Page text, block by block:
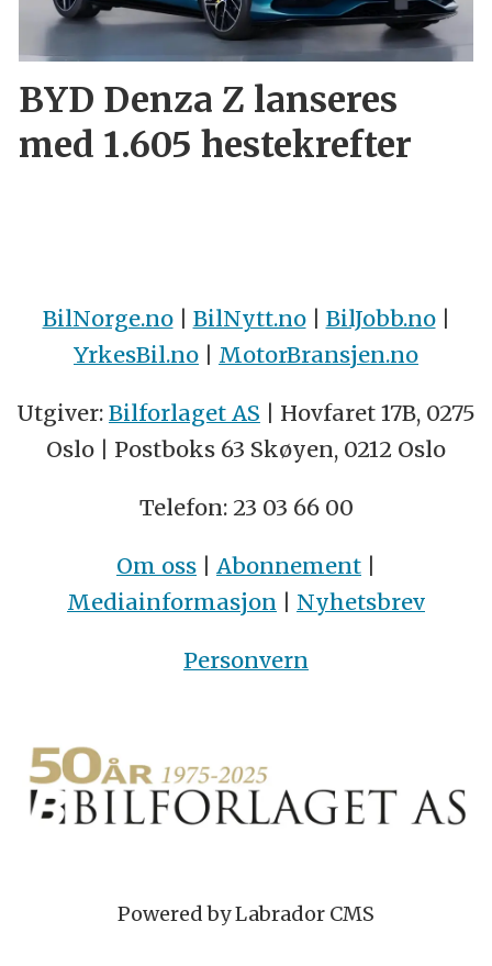
BYD Denza Z lanseres
med 1.605 hestekrefter
BilNorge.no| BilNytt.no| BilJobb.no|
YrkesBil.no | MotorBransjen.no
Utgiver: Bilforlaget AS | Hovfaret 17B, 0275
Oslo | Postboks 63 Skøyen, 0212 Oslo
Telefon: 23 03 66 00
Om oss | Abonnement |
Mediainformasjon | Nyhetsbrev
Personvern
Powered by Labrador CMS